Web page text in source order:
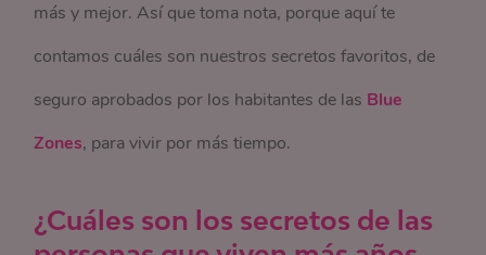
más y mejor. Así que toma nota, porque aquí te
contamos cuáles son nuestros secretos favoritos, de
seguro aprobados por los habitantes de las Blue
Zones, para vivir por más tiempo.
¿Cuáles son los secretos de las